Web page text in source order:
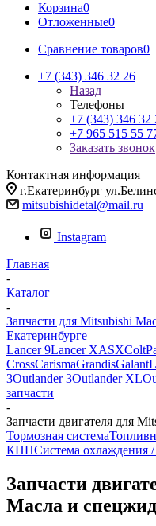
Корзина0
Отложенные0
Сравнение товаров0
+7 (343) 346 32 26
Назад
Телефоны
+7 (343) 346 32
+7 965 515 55
Заказать звонок
Контактная информация
г.Екатеринбург
mitsubishidetal@mail.ru
Instagram
Главная
-
Каталог
-
Запчасти для Mitsubishi
Екатеринбурге
Lancer 9Lancer XASXColt
CrossCarismaGrandisGalant
3Outlander 3Outlander XL
запчасти
-
Запчасти двигателя для
Тормозная система
КППСистема охлаждения
Запчасти
Масла и